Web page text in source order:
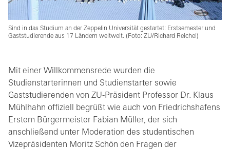
Sind in das Studium an der Zeppelin Universität gestartet: Erstsemester und
Gaststudierende aus 17 Ländern weltweit. (Foto: ZU/Richard Reichel)
Mit einer Willkommensrede wurden die
Studienstarterinnen und Studienstarter sowie
Gaststudierenden von ZU-Präsident Professor Dr. Klaus
Mühlhahn offiziell begrüßt wie auch von Friedrichshafens
Erstem Bürgermeister Fabian Müller, der sich
anschließend unter Moderation des studentischen
Vizepräsidenten Moritz Schön den Fragen der